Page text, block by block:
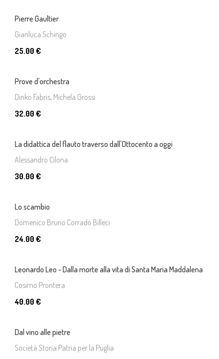
Pierre Gaultier
Gianluca Schingo
25.00 €
Prove d'orchestra
Dinko Fabris, Michela Grossi
32.00 €
La didattica del flauto traverso dall'Ottocento a oggi
Alessandro Cilona
30.00 €
Lo scambio
Domenico Bruno Corrado Billeci
24.00 €
Leonardo Leo - Dalla morte alla vita di Santa Maria Maddalena
Cosimo Prontera
40.00 €
Dal vino alle pietre
Società Storia Patria per la Puglia